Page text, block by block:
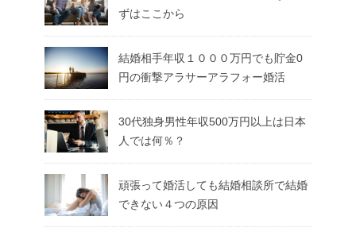
ずはここから
結婚相手年収１０００万円でも貯金0
円の衝撃アラサーアラフォー婚活
30代独身男性年収500万円以上は日本
人では何％？
頑張って婚活しても結婚相談所で結婚
できない４つの原因